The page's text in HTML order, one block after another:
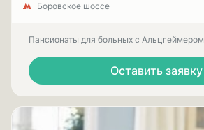
Боровское шоссе
Пансионаты для больных с Альцгеймером
Оставить заявку